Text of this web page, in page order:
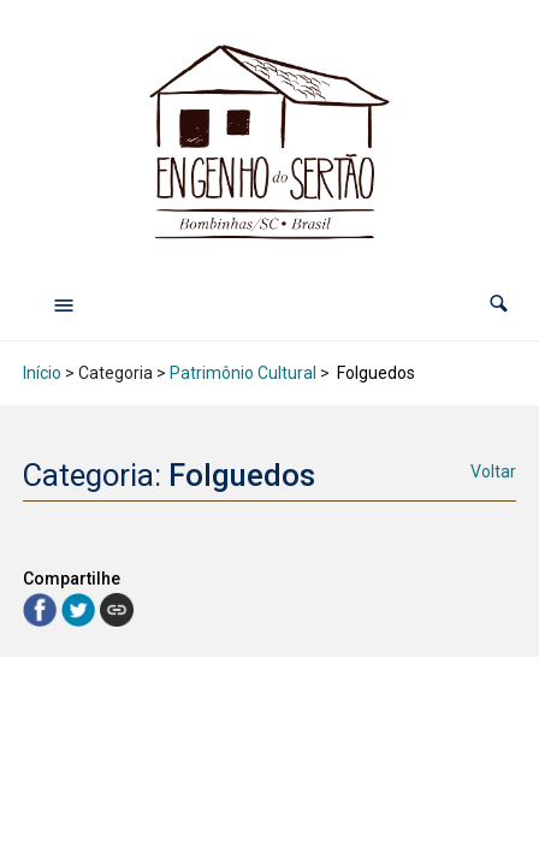
Início > Categoria > Patrimônio Cultural > Folguedos
Categoria: Folguedos Voltar
Compartilhe